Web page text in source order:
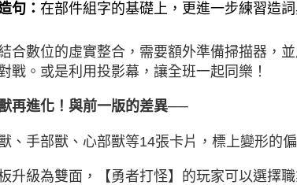
句：在部件組字的基礎上，更進一步練習造詞
合數位的虛實整合，需要額外準備掃描器，
戰。或是利用投影幕，讓全班一起同樂！
再進化！與前一版的差異──
、手部獸、心部獸等14張卡片，標上變形的
升級為雙面，【勇者打怪】的玩家可以選擇職